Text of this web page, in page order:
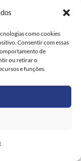
como cookies
Consentir com essas
de
ou retirar o
e funções.